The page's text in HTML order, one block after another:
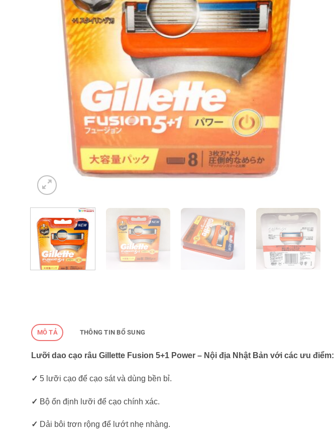
MÔ TẢ THÔNG TIN BỔ SUNG
Lưỡi dao cạo râu Gillette Fusion 5+1 Power – Nội địa Nhật Bản với các ưu điểm:
✓ 5 lưỡi cạo để cạo sát và dùng bền bỉ.
✓ Bộ ổn định lưỡi để cạo chính xác.
✓ Dải bôi trơn rộng để lướt nhẹ nhàng.